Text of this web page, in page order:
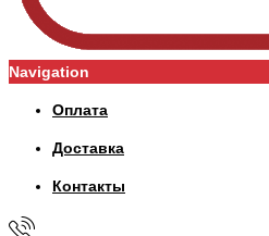
Navigation
Оплата
Доставка
Контакты